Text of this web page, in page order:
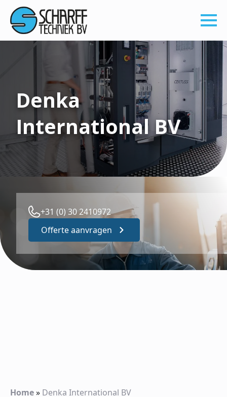
Denka
International BV
+31 (0) 30 2410972
Offerte aanvragen
Home» Denka International BV